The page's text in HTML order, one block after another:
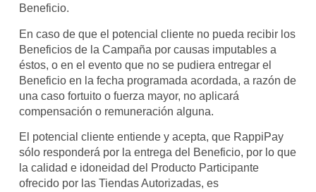
Beneficio.
En caso de que el potencial cliente no pueda recibir los
Beneficios de la Campaña por causas imputables a
éstos, o en el evento que no se pudiera entregar el
Beneficio en la fecha programada acordada, a razón de
una caso fortuito o fuerza mayor, no aplicará
compensación o remuneración alguna.
El potencial cliente entiende y acepta, que RappiPay
sólo responderá por la entrega del Beneficio, por lo que
la calidad e idoneidad del Producto Participante
ofrecido por las Tiendas Autorizadas, es